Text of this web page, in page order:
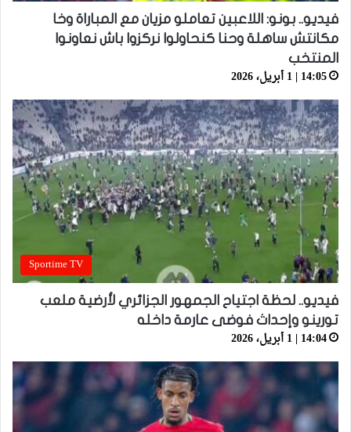
فيديو.. بونو: اللاعبين تعاملو مزيان مع المباراة وخا
مكانتش ساهلة وحنا كنحاولوا نركزوا باش نعاونوا
المنتخب
14:05 | 1 أبريل، 2026
Sportime TV
فيديو.. لحظة اجتياح الجمهور الجزائري لأرضية ملعب
تورينو وإحداث فوضى عارمة داخله
14:04 | 1 أبريل، 2026